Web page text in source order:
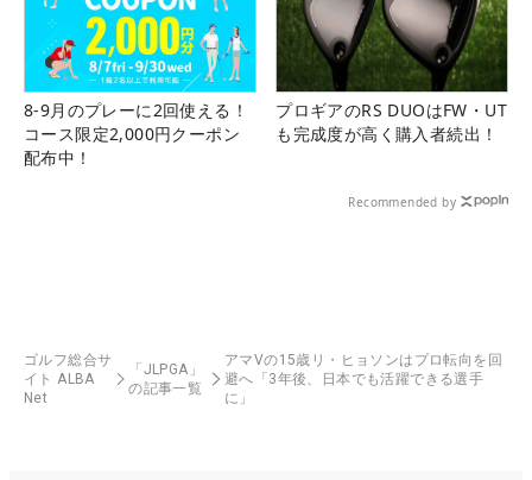
8-9月のプレーに2回使える！
コース限定2,000円クーポン
配布中！
プロギアのRS DUOはFW・UT
も完成度が高く購入者続出！
Recommended by
ゴルフ総合サ
イト ALBA
Net
「JLPGA」
の記事一覧
アマVの15歳リ・ヒョソンはプロ転向を回
避へ「3年後、日本でも活躍できる選手
に」